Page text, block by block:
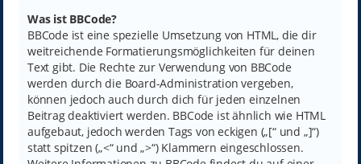
Was ist BBCode?
BBCode ist eine spezielle Umsetzung von HTML, die dir
weitreichende Formatierungsmöglichkeiten für deinen
Text gibt. Die Rechte zur Verwendung von BBCode
werden durch die Board-Administration vergeben,
können jedoch auch durch dich für jeden einzelnen
Beitrag deaktiviert werden. BBCode ist ähnlich wie HTML
aufgebaut, jedoch werden Tags von eckigen („[“ und „]“)
statt spitzen („<“ und „>“) Klammern eingeschlossen.